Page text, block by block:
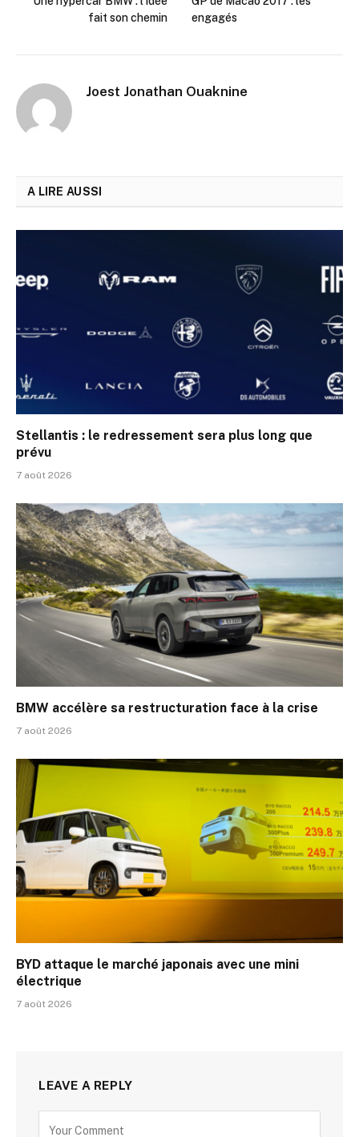
fait son chemin
engagés
Joest Jonathan Ouaknine
A LIRE AUSSI
Stellantis : le redressement sera plus long que
prévu
7 août 2026
BMW accélère sa restructuration face à la crise
7 août 2026
BYD attaque le marché japonais avec une mini
électrique
7 août 2026
LEAVE A REPLY